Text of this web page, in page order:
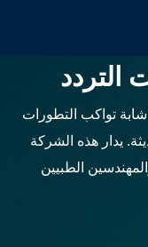
الحديثة
التردد
تواكب التطورات
يدار هذه الشركة
الطبيين